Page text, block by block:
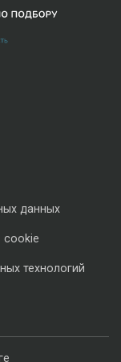
данных
cookie
технологий